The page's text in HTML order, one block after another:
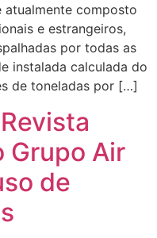
atualmente composto
e estrangeiros,
por todas as
instalada calculada do
de toneladas por […]
Grupo Air
de